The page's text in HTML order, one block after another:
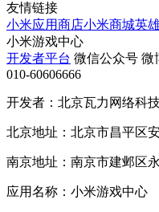
友情链接
小米应用商店小米商城英
小米游戏中心
开发者平台 微信公众号 微
010-60606666
开发者：北京瓦力网络科
北京地址：北京市昌平区
南京地址：南京市建邺区
应用名称：小米游戏中心